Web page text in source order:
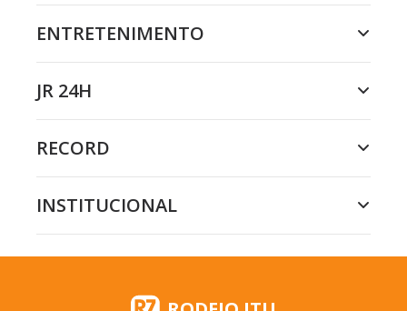
ENTRETENIMENTO
JR 24H
RECORD
INSTITUCIONAL